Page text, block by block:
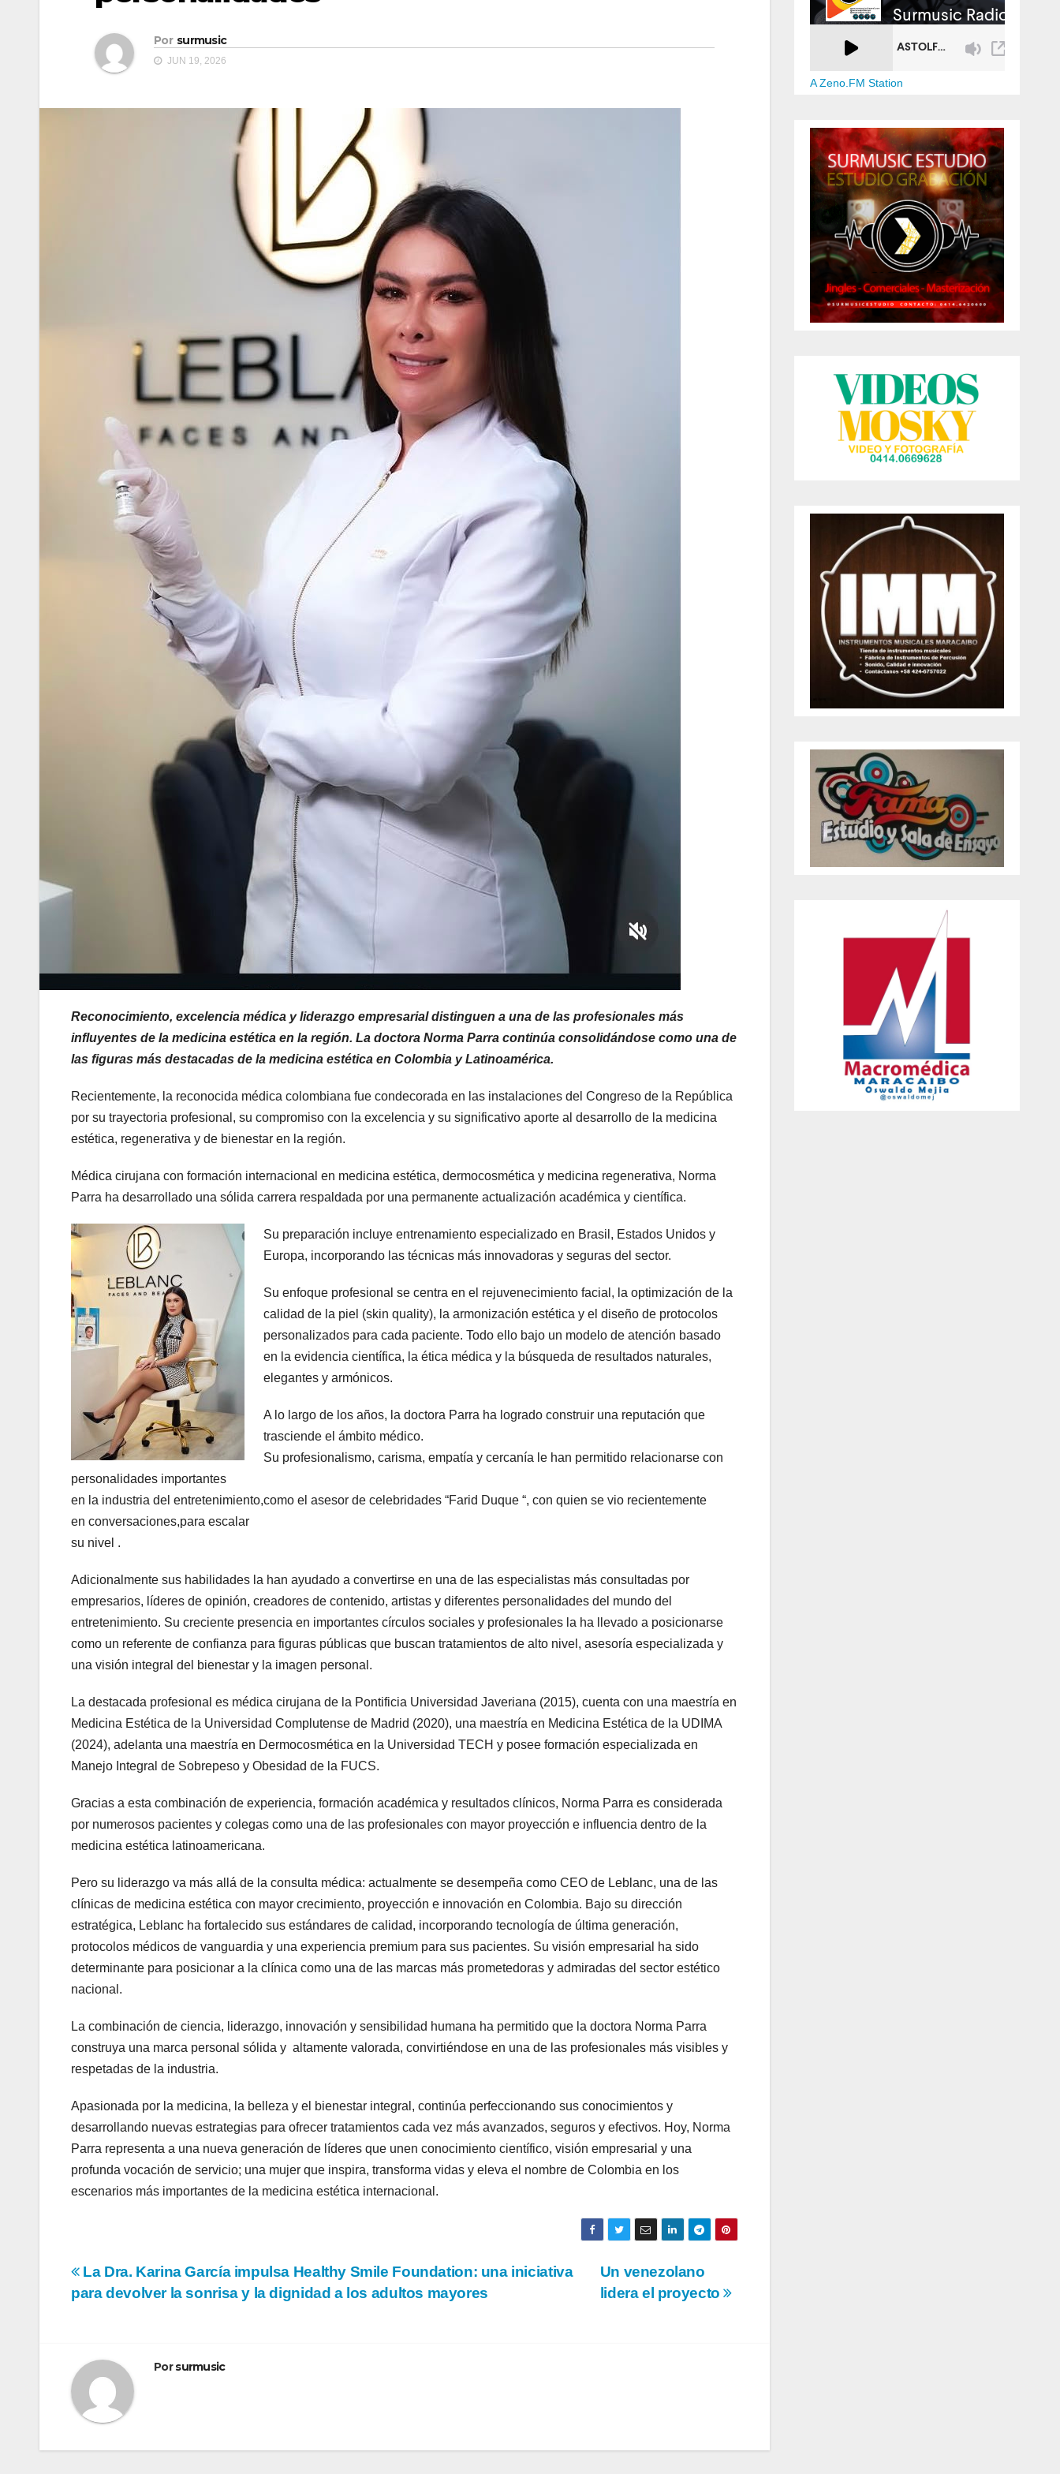
Por surmusic
JUN 19, 2026
Reconocimiento, excelencia médica y liderazgo empresarial distinguen a una de las profesionales más
influyentes de la medicina estética en la región. La doctora Norma Parra continúa consolidándose como una de
las figuras más destacadas de la medicina estética en Colombia y Latinoamérica.
Recientemente, la reconocida médica colombiana fue condecorada en las instalaciones del Congreso de la República
por su trayectoria profesional, su compromiso con la excelencia y su significativo aporte al desarrollo de la medicina
estética, regenerativa y de bienestar en la región.
Médica cirujana con formación internacional en medicina estética, dermocosmética y medicina regenerativa, Norma
Parra ha desarrollado una sólida carrera respaldada por una permanente actualización académica y científica.
Su preparación incluye entrenamiento especializado en Brasil, Estados Unidos y
Europa, incorporando las técnicas más innovadoras y seguras del sector.
Su enfoque profesional se centra en el rejuvenecimiento facial, la optimización de la
calidad de la piel (skin quality), la armonización estética y el diseño de protocolos
personalizados para cada paciente. Todo ello bajo un modelo de atención basado
en la evidencia científica, la ética médica y la búsqueda de resultados naturales,
elegantes y armónicos.
A lo largo de los años, la doctora Parra ha logrado construir una reputación que
trasciende el ámbito médico.
Su profesionalismo, carisma, empatía y cercanía le han permitido relacionarse con
personalidades importantes
en la industria del entretenimiento,como el asesor de celebridades “Farid Duque “, con quien se vio recientemente
en conversaciones,para escalar
su nivel .
Adicionalmente sus habilidades la han ayudado a convertirse en una de las especialistas más consultadas por
empresarios, líderes de opinión, creadores de contenido, artistas y diferentes personalidades del mundo del
entretenimiento. Su creciente presencia en importantes círculos sociales y profesionales la ha llevado a posicionarse
como un referente de confianza para figuras públicas que buscan tratamientos de alto nivel, asesoría especializada y
una visión integral del bienestar y la imagen personal.
La destacada profesional es médica cirujana de la Pontificia Universidad Javeriana (2015), cuenta con una maestría en
Medicina Estética de la Universidad Complutense de Madrid (2020), una maestría en Medicina Estética de la UDIMA
(2024), adelanta una maestría en Dermocosmética en la Universidad TECH y posee formación especializada en
Manejo Integral de Sobrepeso y Obesidad de la FUCS.
Gracias a esta combinación de experiencia, formación académica y resultados clínicos, Norma Parra es considerada
por numerosos pacientes y colegas como una de las profesionales con mayor proyección e influencia dentro de la
medicina estética latinoamericana.
Pero su liderazgo va más allá de la consulta médica: actualmente se desempeña como CEO de Leblanc, una de las
clínicas de medicina estética con mayor crecimiento, proyección e innovación en Colombia. Bajo su dirección
estratégica, Leblanc ha fortalecido sus estándares de calidad, incorporando tecnología de última generación,
protocolos médicos de vanguardia y una experiencia premium para sus pacientes. Su visión empresarial ha sido
determinante para posicionar a la clínica como una de las marcas más prometedoras y admiradas del sector estético
nacional.
La combinación de ciencia, liderazgo, innovación y sensibilidad humana ha permitido que la doctora Norma Parra
construya una marca personal sólida y altamente valorada, convirtiéndose en una de las profesionales más visibles y
respetadas de la industria.
Apasionada por la medicina, la belleza y el bienestar integral, continúa perfeccionando sus conocimientos y
desarrollando nuevas estrategias para ofrecer tratamientos cada vez más avanzados, seguros y efectivos. Hoy, Norma
Parra representa a una nueva generación de líderes que unen conocimiento científico, visión empresarial y una
profunda vocación de servicio; una mujer que inspira, transforma vidas y eleva el nombre de Colombia en los
escenarios más importantes de la medicina estética internacional.
Navegación
de
Un venezolano
lidera el proyecto
La Dra. Karina García impulsa Healthy Smile Foundation: una iniciativa
para devolver la sonrisa y la dignidad a los adultos mayores
Porsurmusic
A Zeno.FM Station